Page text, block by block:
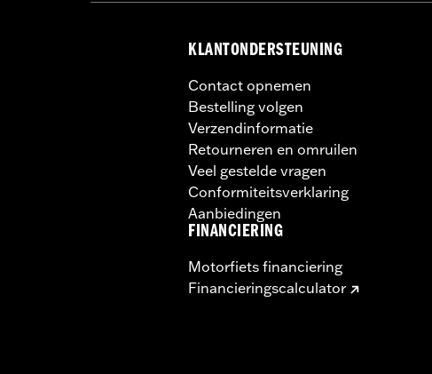
Lengte:22 Inches
Wijdte:25.9 Inches
In de doos:Tour-Pak en
GARANTIE:2 year limited warranty – Go to
KLANTONDERSTEUNING
Contact opnemen
Bestelling volgen
Verzendinformatie
Retourneren en omruilen
Veel gestelde vragen
Conformiteitsverklaring
Aanbiedingen
FINANCIERING
Motorfiets financiering
Financieringscalculator